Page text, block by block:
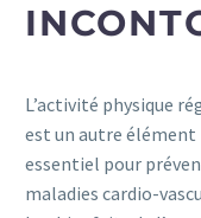
L’activité physique
est un autre élément
essentiel pour
maladies cardio-